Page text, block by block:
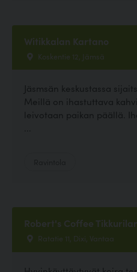
Witikkalan Kartano
Koskentie 12, Jämsä
Jäsmsän keskustassa
Meillä on ihastuttava
leivotaan paikan päällä.
Robert's Coffee
Ratatie 11, Dixi, Vantaa